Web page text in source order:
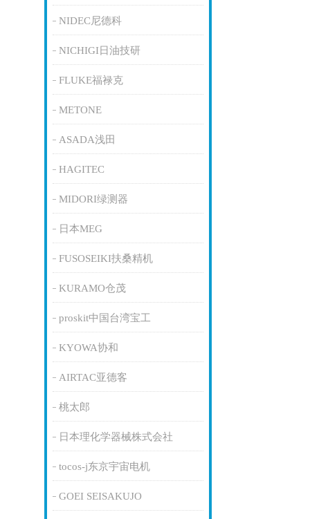
NIDEC尼德科
NICHIGI日油技研
FLUKE福禄克
METONE
ASADA浅田
HAGITEC
MIDORI绿测器
日本MEG
FUSOSEIKI扶桑精机
KURAMO仓茂
proskit中国台湾宝工
KYOWA协和
AIRTAC亚德客
桃太郎
日本理化学器械株式会社
tocos-j东京宇宙电机
GOEI SEISAKUJO